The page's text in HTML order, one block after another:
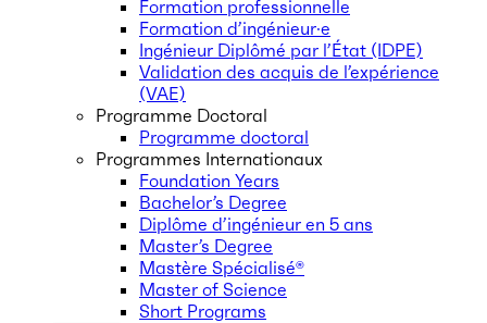
Formation professionnelle
Formation d’ingénieur·e
Ingénieur Diplômé par l’État (IDPE)
Validation des acquis de l’expérience
(VAE)
Programme Doctoral
Programme doctoral
Programmes Internationaux
Foundation Years
Bachelor’s Degree
Diplôme d’ingénieur en 5 ans
Master’s Degree
Mastère Spécialisé®
Master of Science
Short Programs